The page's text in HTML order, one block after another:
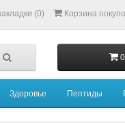
(0) Корзина
Здоровье Пептиды